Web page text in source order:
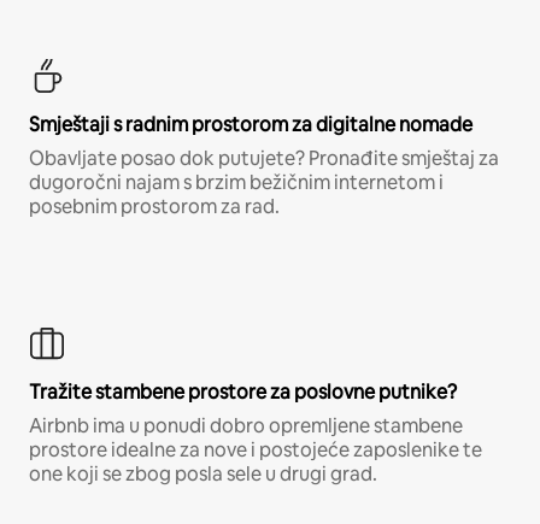
Smještaji s radnim prostorom za digitalne nomade
Obavljate posao dok putujete? Pronađite smještaj za
dugoročni najam s brzim bežičnim internetom i
posebnim prostorom za rad.
Tražite stambene prostore za poslovne putnike?
Airbnb ima u ponudi dobro opremljene stambene
prostore idealne za nove i postojeće zaposlenike te
one koji se zbog posla sele u drugi grad.